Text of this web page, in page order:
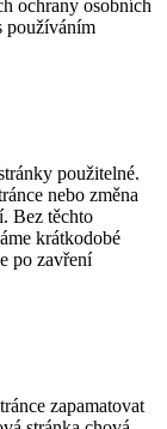
ochrany osobních
používáním
použitelné.
nebo změna
Bez těchto
krátkodobé
po zavření
zapamatovat